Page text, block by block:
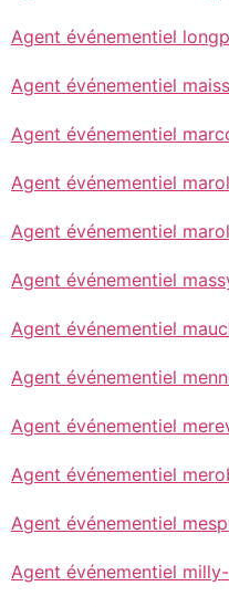
Agent événementiel
Agent événementiel
Agent événementiel
Agent événementiel
Agent événementiel
Agent événementiel
Agent événementiel
Agent événementiel
Agent événementiel
Agent événementiel
Agent événementiel
Agent événementiel